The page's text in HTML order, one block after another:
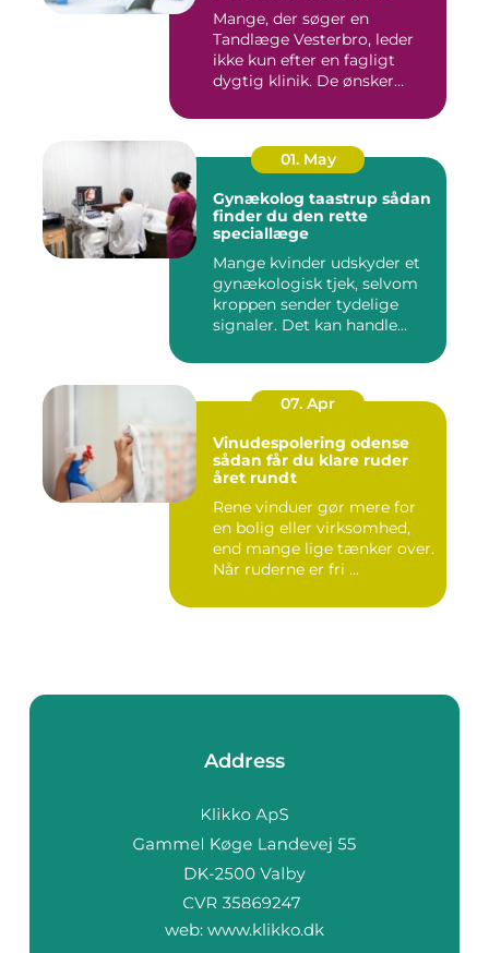
Mange, der søger en
Tandlæge Vesterbro, leder
ikke kun efter en fagligt
dygtig klinik. De ønsker
01. May
Gynækolog taastrup sådan
finder du den rette
speciallæge
Mange kvinder udskyder et
gynækologisk tjek, selvom
kroppen sender tydelige
signaler. Det kan handle...
07. Apr
Vinudespolering odense
sådan får du klare ruder
året rundt
Rene vinduer gør mere for
en bolig eller virksomhed,
end mange lige tænker over.
Når ruderne er fri ...
Address
web: www.klikko.dk